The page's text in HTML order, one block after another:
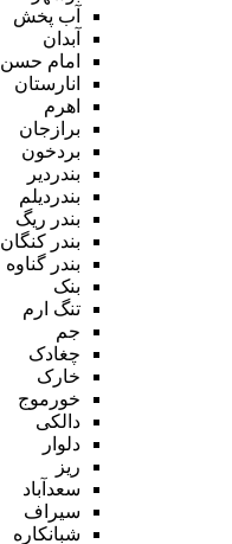
آب پخش
آبدان
امام حسن
انارستان
اهرم
برازجان
بردخون
بندردیر
بندردیلم
بندر ریگ
بندر کنگان
بندر گناوه
بنک
تنگ ارم
جم
چغادک
خارک
خورموج
دالکی
دلوار
ریز
سعدآباد
سیراف
شبانکاره